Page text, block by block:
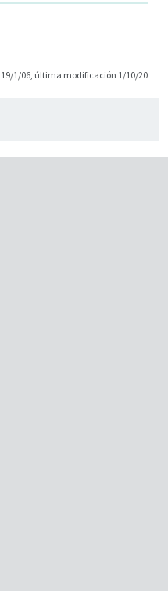
19/1/06, última modificación 1/10/20